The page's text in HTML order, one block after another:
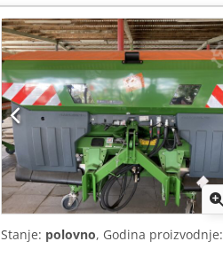
Stanje: polovno, Godina proizvodnje: